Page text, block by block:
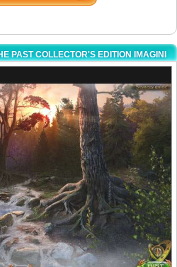
PAST COLLECTOR'S EDITION IMAGINI